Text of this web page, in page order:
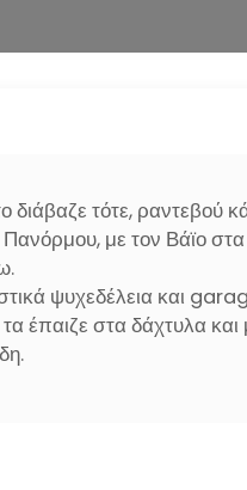
διάβαζε τότε, ραντεβού
με τον Βάϊο
ψυχεδέλεια και
έπαιζε στα δάχτυλα